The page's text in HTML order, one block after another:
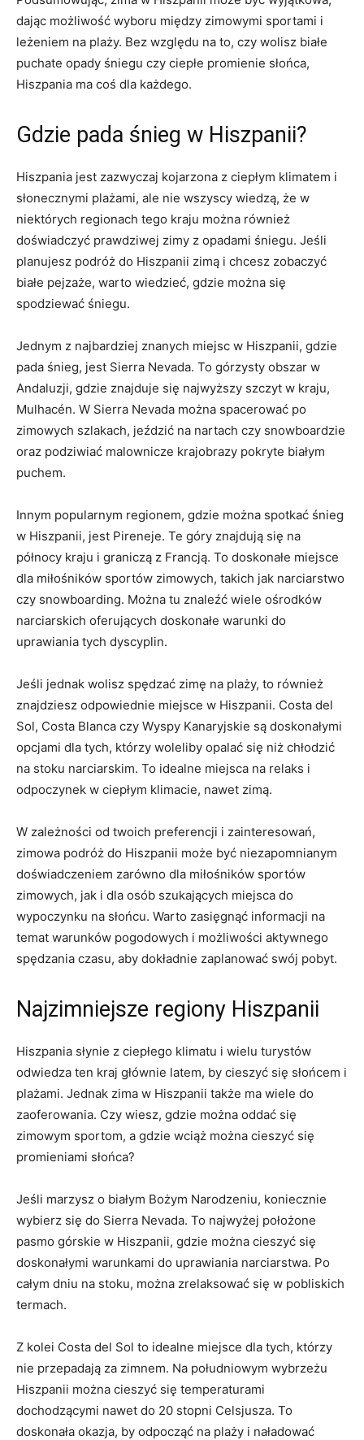
dając możliwość wyboru między zimowymi sportami ⁤i
leżeniem ‍na plaży. Bez ⁢względu na to,⁤ czy wolisz białe
puchate⁤ opady śniegu⁢ czy ciepłe promienie słońca,
Hiszpania ma coś⁢ dla każdego.
Gdzie pada śnieg ‌w⁢ Hiszpanii?
Hiszpania jest zazwyczaj‌ kojarzona z ⁤ciepłym klimatem i
słonecznymi plażami, ale ⁣nie wszyscy wiedzą, ‌że ​w
niektórych regionach⁣ tego kraju można również
doświadczyć prawdziwej zimy z⁢ opadami śniegu. Jeśli
⁣planujesz podróż do Hiszpanii zimą⁢ i chcesz zobaczyć
białe pejzaże, warto‍ wiedzieć, gdzie‌ można ⁢się
spodziewać śniegu.
Jednym z ⁢najbardziej znanych miejsc⁣ w‍ Hiszpanii, gdzie
pada śnieg, jest Sierra Nevada. To górzysty obszar w
Andaluzji, gdzie znajduje się najwyższy ‌szczyt w‌ kraju,
Mulhacén. W Sierra Nevada można spacerować po
⁣zimowych szlakach, jeździć na‌ nartach czy⁣ snowboardzie
oraz podziwiać malownicze krajobrazy pokryte białym
puchem.
Innym⁣ popularnym ​regionem, gdzie można spotkać śnieg⁤
w Hiszpanii, ⁢jest Pireneje. Te góry ⁤znajdują się na
⁢północy kraju i graniczą z Francją. To doskonałe miejsce
dla miłośników sportów zimowych, takich jak narciarstwo​
czy snowboarding. Można tu ‍znaleźć wiele ośrodków
narciarskich ‍oferujących doskonałe warunki do
uprawiania‌ tych dyscyplin.
Jeśli jednak⁣ wolisz spędzać zimę na plaży,⁢ to również​
znajdziesz ‌odpowiednie ⁤miejsce w​ Hiszpanii. ‌Costa del
Sol,‌ Costa Blanca czy Wyspy Kanaryjskie są doskonałymi
opcjami dla tych, ‍którzy woleliby opalać się niż chłodzić
na⁢ stoku narciarskim. To idealne miejsca⁣ na relaks i
odpoczynek w ciepłym klimacie, nawet zimą.
W ⁣zależności od twoich preferencji ⁢i zainteresowań, ​
zimowa ⁢podróż do Hiszpanii może być niezapomnianym
⁤doświadczeniem zarówno dla miłośników sportów
‍zimowych, jak i dla osób szukających miejsca do
wypoczynku na słońcu. Warto zasięgnąć informacji na
temat warunków pogodowych i możliwości aktywnego
spędzania‌ czasu, aby dokładnie zaplanować swój ‍pobyt.
Najzimniejsze regiony Hiszpanii
Hiszpania słynie z ciepłego klimatu ⁣i wielu‌ turystów
odwiedza‌ ten kraj ⁢głównie latem, by cieszyć ⁤się słońcem i
plażami. Jednak zima w Hiszpanii także ma ⁣wiele do
zaoferowania. Czy wiesz,‍ gdzie można oddać się
zimowym sportom, a gdzie wciąż można cieszyć się
promieniami słońca?
Jeśli marzysz o białym Bożym Narodzeniu, ⁤koniecznie
wybierz⁤ się do Sierra Nevada. To ​najwyżej położone
‌pasmo górskie w ‌Hiszpanii, gdzie można​ cieszyć ⁣się
doskonałymi⁣ warunkami do uprawiania narciarstwa. Po
całym dniu na stoku, można zrelaksować się ​w pobliskich
termach.
Z kolei ⁢Costa ⁢del Sol to‌ idealne miejsce dla ‌tych,⁢ którzy
nie przepadają za zimnem.⁢ Na południowym wybrzeżu
Hiszpanii można cieszyć się temperaturami
dochodzącymi nawet do⁣ 20 stopni Celsjusza. To
doskonała okazja, by odpocząć na plaży i ⁤naładować